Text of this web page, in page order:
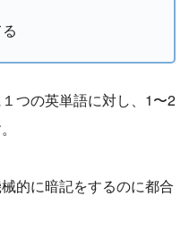
つの英単語に対し、1〜2
的に暗記をするのに都合